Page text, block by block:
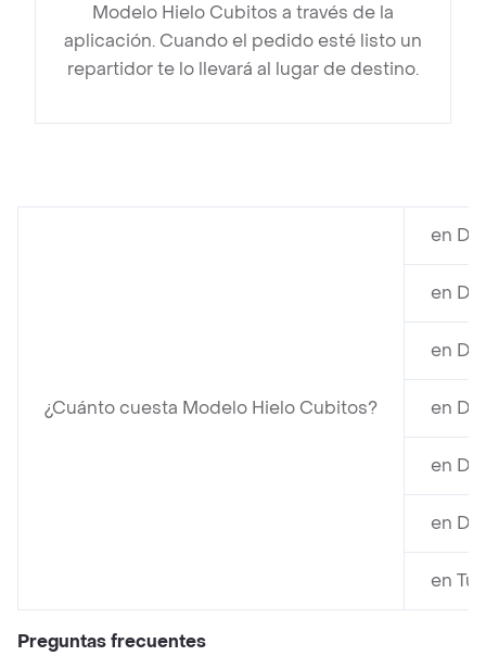
Modelo Hielo Cubitos a través de la
aplicación. Cuando el pedido esté listo un
repartidor te lo llevará al lugar de destino.
¿Cuánto cuesta Modelo Hielo Cubitos?
en
en
en
en
en
en
en
Preguntas frecuentes